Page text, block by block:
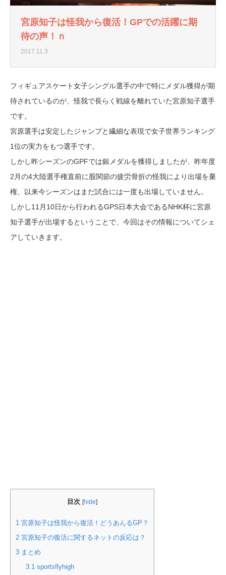
宮原知子は怪我から復活！GPでの活躍に期
待の声！ｎ
2017.11.3
フィギュアスケート女子シングル選手の中で特にメダル獲得が期
待されているのが、怪我で長らく戦線を離れていた宮原知子選手
です。
宮原選手は安定したジャンプと繊細な表現で女子世界ランキング
1位の実力をもつ選手です。
しかし昨シーズンのGPFでは銀メダルを獲得しましたが、昨年度
2月の4大陸選手権直前に股関節の疲労骨折の怪我により出場を棄
権、以来今シーズンはまだ試合には一度も出場していません。
しかし11月10日から行われるGPS日本大会であるNHK杯に宮原
知子選手が出場するということで、今回はその情報についてシェ
アしていきます。
目次 [hide]
1 宮原知子は怪我から復活！どうあんるGP？
2 宮原知子の復活に関するネットの反応は？
3 まとめ
3.1 sportsflyhigh